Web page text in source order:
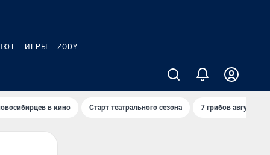
ИГРЫ ZODY
в кино Старт театрального сезона 7 грибов августа